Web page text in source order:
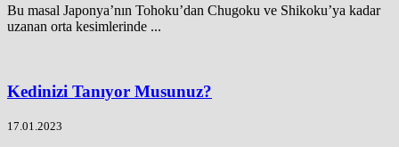
Bu masal Japonya’nın Tohoku’dan Chugoku ve Shikoku’ya kadar
uzanan orta kesimlerinde ...
Kedinizi Tanıyor Musunuz?
17.01.2023